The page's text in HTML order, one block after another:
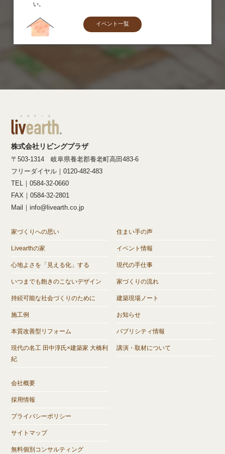
い。
イベント一覧
株式会社リビングプラザ
〒503-1314 岐阜県養老郡養老町高田483-6
フリーダイヤル｜0120-482-483
TEL｜0584-32-0660
FAX｜0584-32-2801
Mail｜info@livearth.co.jp
家づくりへの思い
Livearthの家
心地よさを「見える化」する
いつまでも飽きのこないデザイン
持続可能な社会づくりのために
施工例
本質改善型リフォーム
現代の名工 田中淳氏×建築家 大橋利
紀
住まい手の声
イベント情報
現代の手仕事
家づくりの流れ
建築現場ノート
お知らせ
パブリシティ情報
講演・取材について
会社概要
採用情報
プライバシーポリシー
サイトマップ
無料個別コンサルティング